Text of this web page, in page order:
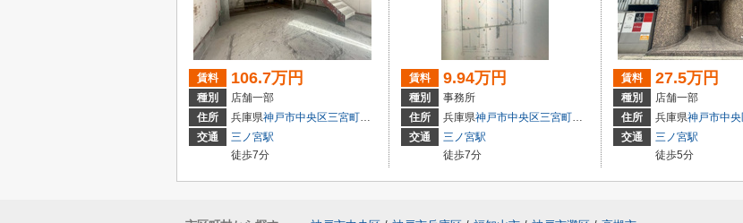
賃料 106.7万円
種別
店舗一部
住所
兵庫県神戸市中央区三宮町 ２丁目9-3
交通
三ノ宮駅
徒歩7分
賃料 9.94万円
種別
事務所
住所
兵庫県神戸市中央区三宮町 １丁目
交通
三ノ宮駅
徒歩7分
賃料 27.5万円
種別
店舗一部
住所
兵庫県神戸市中
交通
三ノ宮駅
徒歩5分